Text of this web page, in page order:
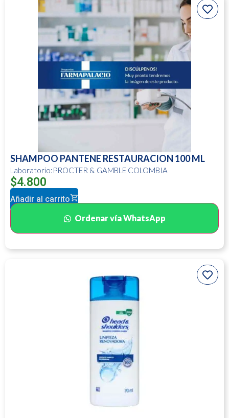
SHAMPOO PANTENE RESTAURACION 100 ML
Laboratorio:PROCTER & GAMBLE COLOMBIA
$4.800
Añadir al carrito
Ordenar vía WhatsApp